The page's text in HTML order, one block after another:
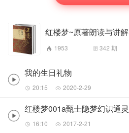
红楼梦~原著朗读与讲解
1953 342 期
我的生日礼物
20:15 2020-2-29
16:10 2017-2-21